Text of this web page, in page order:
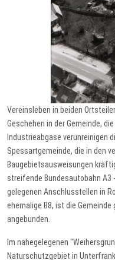
Vereinsleben in beiden
Geschehen in der Gemeinde,
Industrieabgase verunreinigen
Spessartgemeinde, die in den
Baugebietsausweisungen
streifende Bundesautobahn A3
gelegenen Anschlusstellen in
ehemalige B8, ist die
angebunden.
Im nahegelegenen
Naturschutzgebiet in